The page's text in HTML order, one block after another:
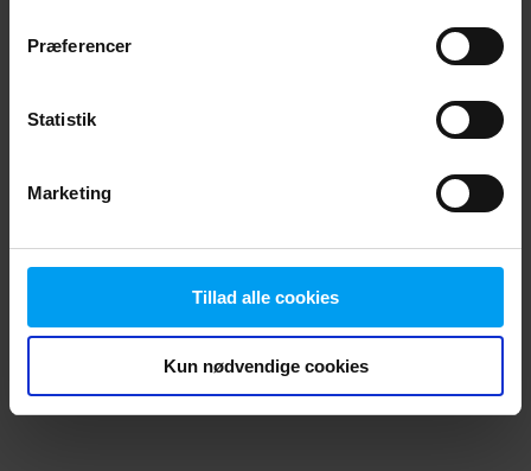
Præferencer
Statistik
Marketing
Tillad alle cookies
Kun nødvendige cookies